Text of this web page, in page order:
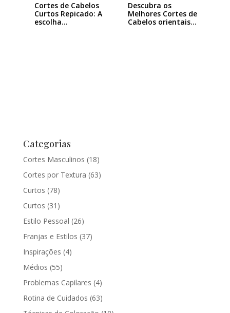
Cortes de Cabelos
Curtos Repicado: A
escolha…
Descubra os
Melhores Cortes de
Cabelos orientais
Categorias
Cortes Masculinos (18)
Cortes por Textura (63)
Curtos (78)
Curtos (31)
Estilo Pessoal (26)
Franjas e Estilos (37)
Inspirações (4)
Médios (55)
Problemas Capilares (4)
Rotina de Cuidados (63)